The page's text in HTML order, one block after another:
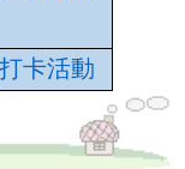
卡活動